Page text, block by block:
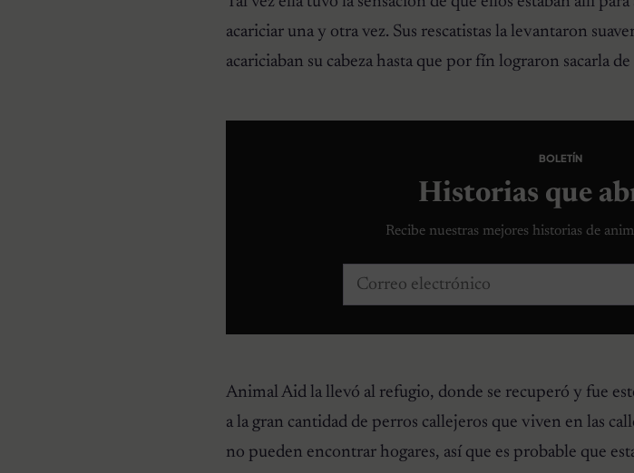
acariciar una y otra vez. Sus rescatistas la levantaron
acariciaban su cabeza hasta que por fín lograron sacarla
BOLETÍN
Historias que
Recibe nuestras mejores historias de
Correo electrónico
Animal Aid la llevó al refugio, donde se recuperó y fue
a la gran cantidad de perros callejeros que viven en las
no pueden encontrar hogares, así que es probable que